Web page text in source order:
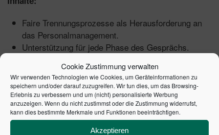
Cookie Zustimmung verwalten
Wir verwenden Technologien wie Cookies, um Geräteinformationen zu
speichern und/oder darauf zuzugreifen. Wir tun dies, um das Browsing-
Erlebnis zu verbessern und um (nicht) personalisierte Werbung
anzuzeigen. Wenn du nicht zustimmst oder die Zustimmung widerrufst,
kann dies bestimmte Merkmale und Funktionen beeinträchtigen.
Akzeptieren
Faire Trennungsprozesse als Herausforderung an
das Personalmanagement.
Unterstützung für jede Phase des Gesprächs.
gestalten, Beziehung aufbauen, Abschluss setzen.
So setzen Sie Sprache, Stimme und Körper ein, um
Gesprächsinhalte verständlich zu vermitteln.
Konflikte entschärfen: Umgang mit Wut, Trauer und
persönlichen Vorwürfen.